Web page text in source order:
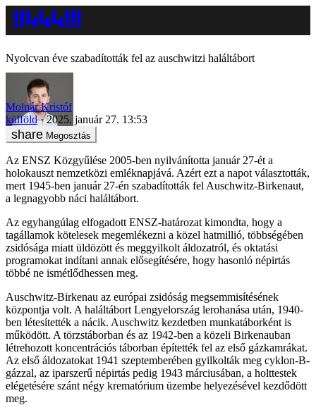
Nyolcvan éve szabadították fel az auschwitzi haláltábort
Molnár Kristóf
külföld
2025. január 27. 13:53
Megosztás
Az ENSZ Közgyűlése 2005-ben nyilvánította január 27-ét a
holokauszt nemzetközi emléknapjává. Azért ezt a napot választották,
mert 1945-ben január 27-én szabadították fel Auschwitz-Birkenaut,
a legnagyobb náci haláltábort.
Az egyhangúlag elfogadott ENSZ-határozat kimondta, hogy a
tagállamok kötelesek megemlékezni a közel hatmillió, többségében
zsidósága miatt üldözött és meggyilkolt áldozatról, és oktatási
programokat indítani annak elősegítésére, hogy hasonló népirtás
többé ne ismétlődhessen meg.
Auschwitz-Birkenau az európai zsidóság megsemmisítésének
központja volt. A haláltábort Lengyelország lerohanása után, 1940-
ben létesítették a nácik. Auschwitz kezdetben munkatáborként is
működött. A törzstáborban és az 1942-ben a közeli Birkenauban
létrehozott koncentrációs táborban építették fel az első gázkamrákat.
Az első áldozatokat 1941 szeptemberében gyilkolták meg cyklon-B-
gázzal, az iparszerű népirtás pedig 1943 márciusában, a holttestek
elégetésére szánt négy krematórium üzembe helyezésével kezdődött
meg.